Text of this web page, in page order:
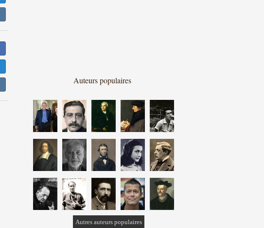
Auteurs populaires
Autres auteurs populaires